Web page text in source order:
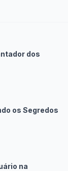
dos
os Segredos
na